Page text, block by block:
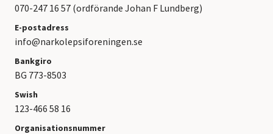
070-247 16 57 (ordförande Johan F Lundberg)
E-postadress
info@narkolepsiforeningen.se
Bankgiro
BG 773-8503
Swish
123-466 58 16
Organisationsnummer